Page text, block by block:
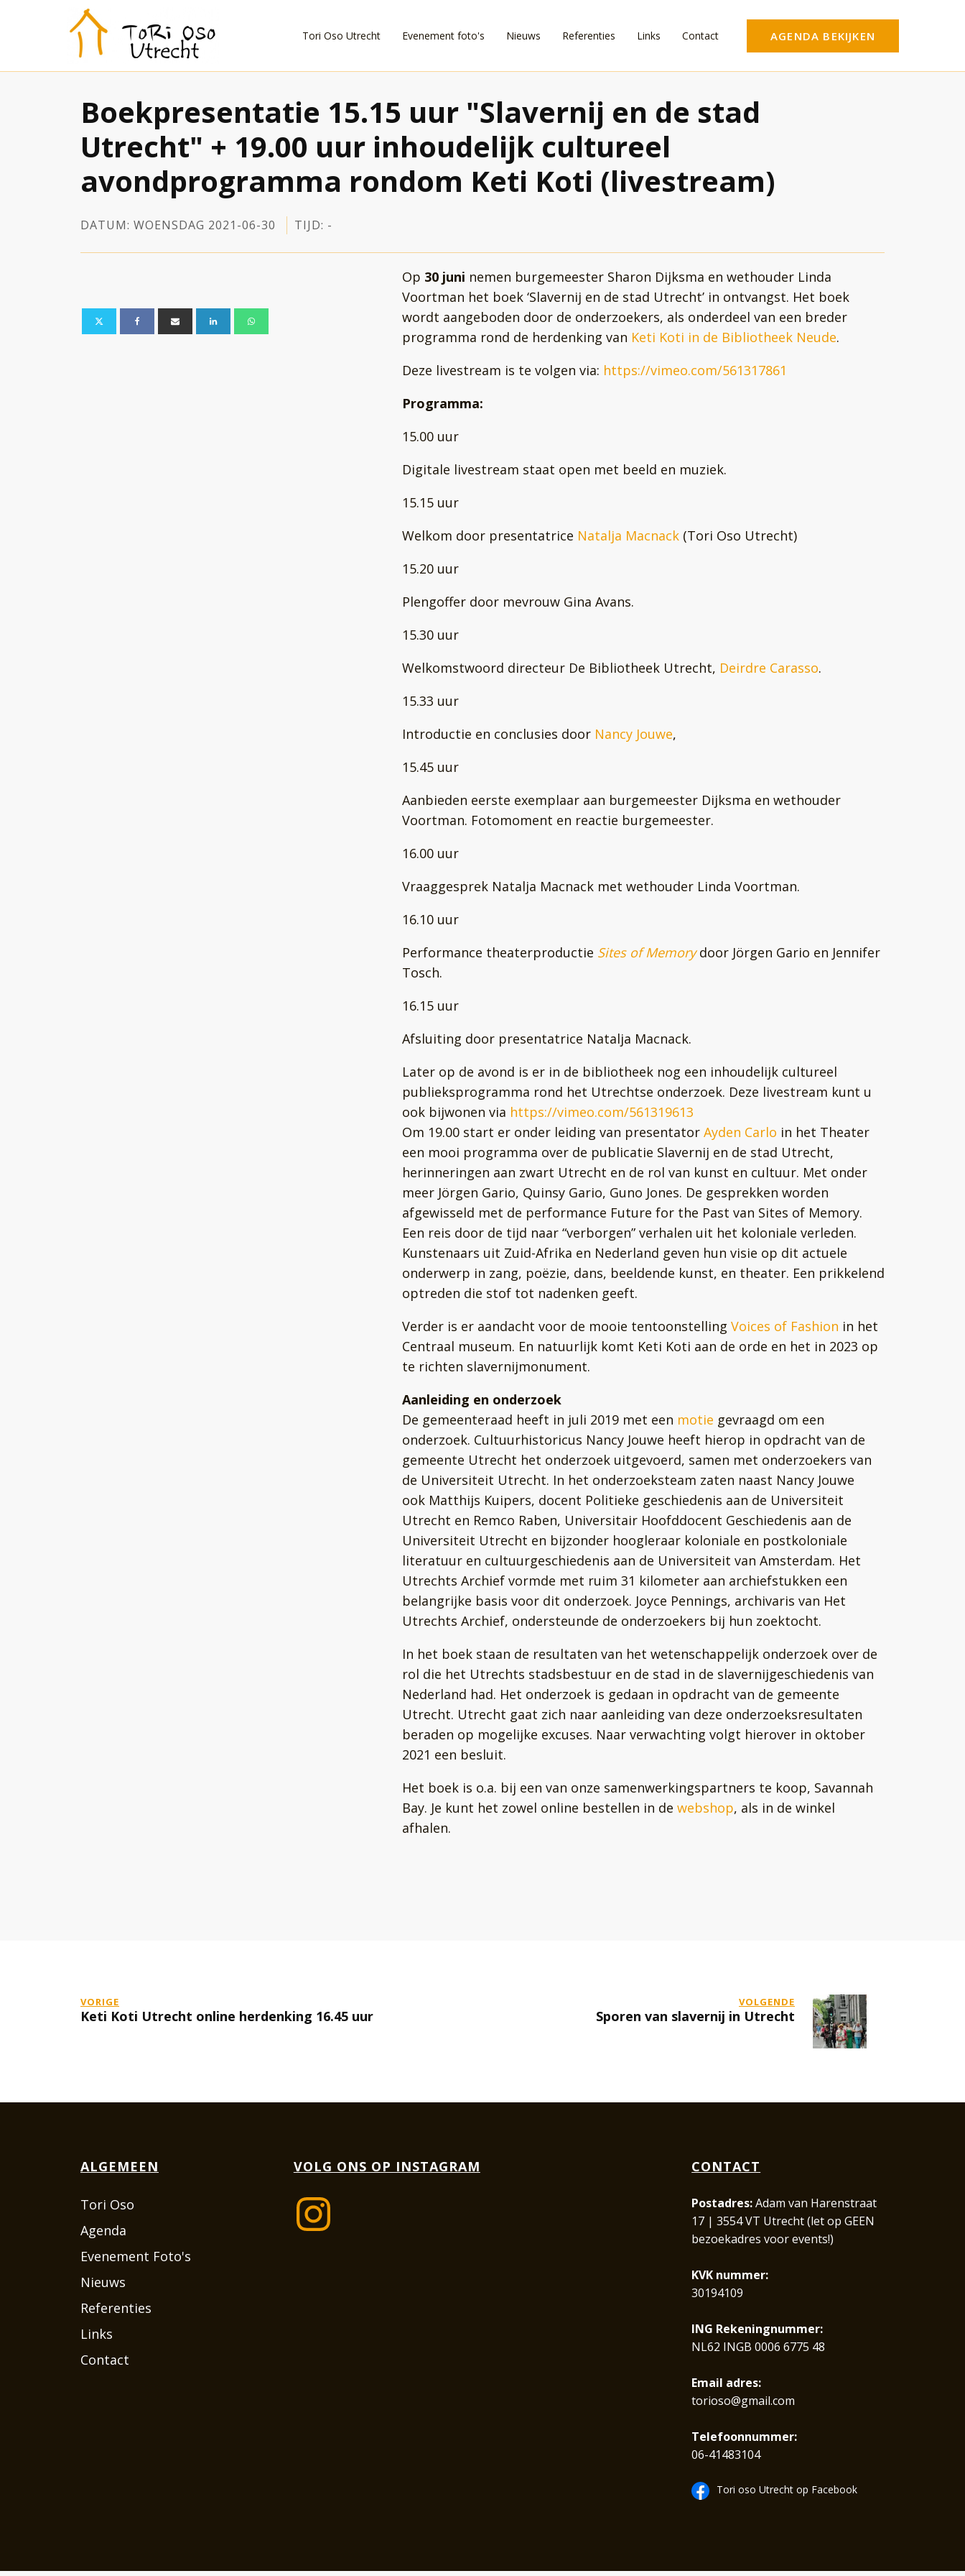
Tori Oso Utrecht Evenement foto's Nieuws Referenties Links Contact AGENDA BEKIJKEN
Boekpresentatie 15.15 uur "Slavernij en de stad
Utrecht" + 19.00 uur inhoudelijk cultureel
avondprogramma rondom Keti Koti (livestream)
DATUM: WOENSDAG 2021-06-30 TIJD: -
Op 30 juni nemen burgemeester Sharon Dijksma en wethouder Linda
Voortman het boek ‘Slavernij en de stad Utrecht’ in ontvangst. Het boek
wordt aangeboden door de onderzoekers, als onderdeel van een breder
programma rond de herdenking van Keti Koti in de Bibliotheek Neude.
Deze livestream is te volgen via: https://vimeo.com/561317861
Programma:
15.00 uur
Digitale livestream staat open met beeld en muziek.
15.15 uur
Welkom door presentatrice Natalja Macnack (Tori Oso Utrecht)
15.20 uur
Plengoffer door mevrouw Gina Avans.
15.30 uur
Welkomstwoord directeur De Bibliotheek Utrecht, Deirdre Carasso.
15.33 uur
Introductie en conclusies door Nancy Jouwe,
15.45 uur
Aanbieden eerste exemplaar aan burgemeester Dijksma en wethouder
Voortman. Fotomoment en reactie burgemeester.
16.00 uur
Vraaggesprek Natalja Macnack met wethouder Linda Voortman.
16.10 uur
Performance theaterproductie Sites of Memorydoor Jörgen Gario en Jennifer
Tosch.
16.15 uur
Afsluiting door presentatrice Natalja Macnack.
Later op de avond is er in de bibliotheek nog een inhoudelijk cultureel
publieksprogramma rond het Utrechtse onderzoek. Deze livestream kunt u
ook bijwonen via https://vimeo.com/561319613
Om 19.00 start er onder leiding van presentator Ayden Carlo in het Theater
een mooi programma over de publicatie Slavernij en de stad Utrecht,
herinneringen aan zwart Utrecht en de rol van kunst en cultuur. Met onder
meer Jörgen Gario, Quinsy Gario, Guno Jones. De gesprekken worden
afgewisseld met de performance Future for the Past van Sites of Memory.
Een reis door de tijd naar “verborgen” verhalen uit het koloniale verleden.
Kunstenaars uit Zuid-Afrika en Nederland geven hun visie op dit actuele
onderwerp in zang, poëzie, dans, beeldende kunst, en theater. Een prikkelend
optreden die stof tot nadenken geeft.
Verder is er aandacht voor de mooie tentoonstelling Voices of Fashion in het
Centraal museum. En natuurlijk komt Keti Koti aan de orde en het in 2023 op
te richten slavernijmonument.
Aanleiding en onderzoek
De gemeenteraad heeft in juli 2019 met een motie gevraagd om een
onderzoek. Cultuurhistoricus Nancy Jouwe heeft hierop in opdracht van de
gemeente Utrecht het onderzoek uitgevoerd, samen met onderzoekers van
de Universiteit Utrecht. In het onderzoeksteam zaten naast Nancy Jouwe
ook Matthijs Kuipers, docent Politieke geschiedenis aan de Universiteit
Utrecht en Remco Raben, Universitair Hoofddocent Geschiedenis aan de
Universiteit Utrecht en bijzonder hoogleraar koloniale en postkoloniale
literatuur en cultuurgeschiedenis aan de Universiteit van Amsterdam. Het
Utrechts Archief vormde met ruim 31 kilometer aan archiefstukken een
belangrijke basis voor dit onderzoek. Joyce Pennings, archivaris van Het
Utrechts Archief, ondersteunde de onderzoekers bij hun zoektocht.
In het boek staan de resultaten van het wetenschappelijk onderzoek over de
rol die het Utrechts stadsbestuur en de stad in de slavernijgeschiedenis van
Nederland had. Het onderzoek is gedaan in opdracht van de gemeente
Utrecht. Utrecht gaat zich naar aanleiding van deze onderzoeksresultaten
beraden op mogelijke excuses. Naar verwachting volgt hierover in oktober
2021 een besluit.
Het boek is o.a. bij een van onze samenwerkingspartners te koop, Savannah
Bay. Je kunt het zowel online bestellen in de webshop, als in de winkel
afhalen.
VORIGE
Keti Koti Utrecht online herdenking 16.45 uur
VOLGENDE
Sporen van slavernij in Utrecht
ALGEMEEN
Tori Oso
Agenda
Evenement Foto's
Nieuws
Referenties
Links
Contact
VOLG ONS OP INSTAGRAM CONTACT
Postadres:Adam van Harenstraat
17 | 3554 VT Utrecht (let op GEEN
bezoekadres voor events!)
KVK nummer:
30194109
ING Rekeningnummer:
NL62 INGB 0006 6775 48
Email adres:
torioso@gmail.com
Telefoonnummer:
06-41483104
Tori oso Utrecht op Facebook